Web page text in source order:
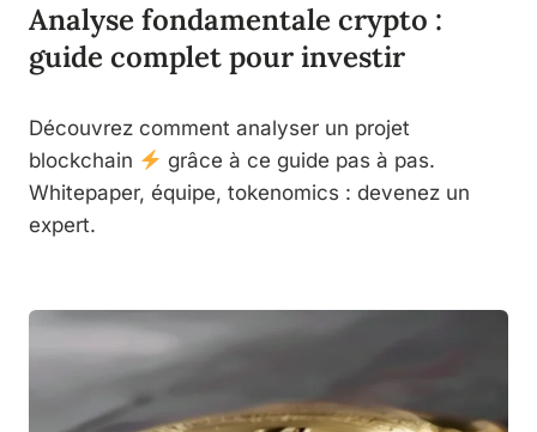
Analyse fondamentale crypto :
guide complet pour investir
Découvrez comment analyser un projet
blockchain
grâce à ce guide pas à pas.
Whitepaper, équipe, tokenomics : devenez un
expert.